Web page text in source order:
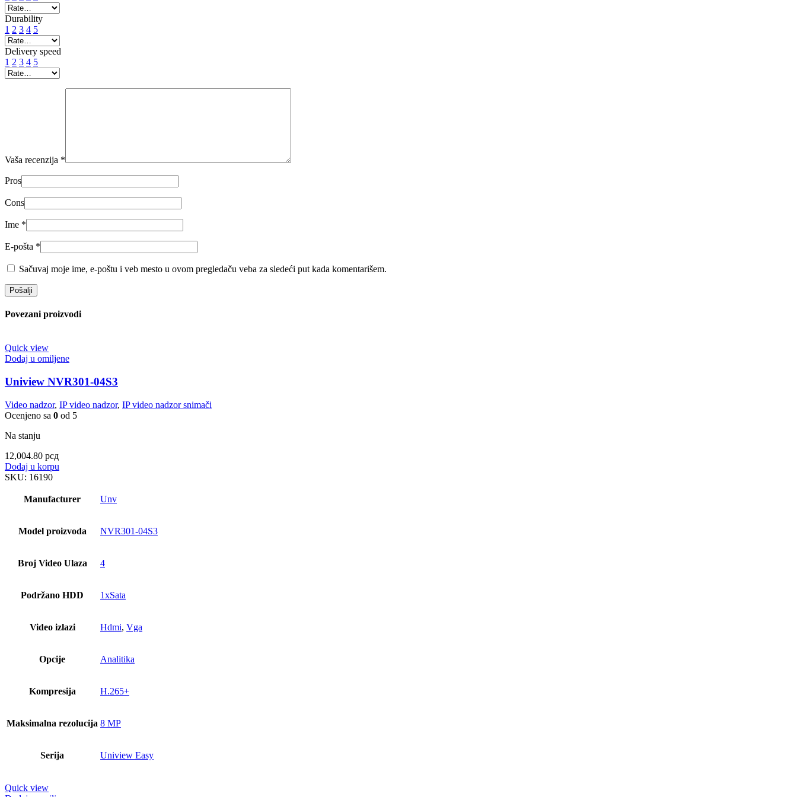
Durability
1 2 3 4 5
Delivery speed
1 2 3 4 5
Vaša recenzija *
Pros
Cons
Ime *
E-pošta *
Sačuvaj moje ime, e-poštu i veb mesto u ovom pregledaču veba za sledeći put kada komentarišem.
Povezani proizvodi
Quick view
Dodaj u omiljene
Uniview NVR301-04S3
Video nadzor, IP video nadzor, IP video nadzor snimači
Ocenjeno sa 0 od 5
Na stanju
12,004.80 рсд
Dodaj u korpu
SKU: 16190
Manufacturer Unv
Model proizvoda NVR301-04S3
Broj Video Ulaza 4
Podržano HDD 1xSata
Video izlazi Hdmi, Vga
Opcije Analitika
Kompresija H.265+
Maksimalna rezolucija 8 MP
Serija Uniview Easy
Quick view